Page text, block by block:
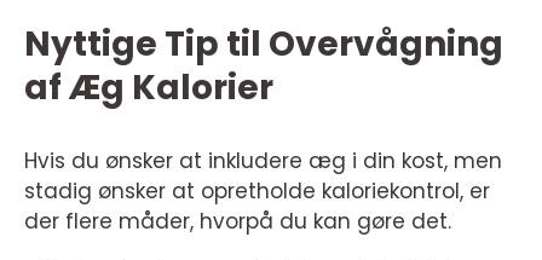
Nyttige Tip til Overvågning
af Æg Kalorier
Hvis du ønsker at inkludere æg i din kost, men
stadig ønsker at opretholde kaloriekontrol, er
der flere måder, hvorpå du kan gøre det.